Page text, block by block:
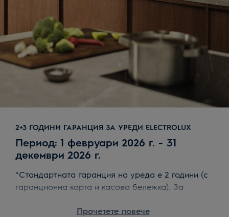
2+3 ГОДИНИ ГАРАНЦИЯ ЗА УРЕДИ ELECTROLUX
Период: 1 февруари 2026 г. - 31
декември 2026 г.
*Стандартната гаранция на уреда е 2 години (с
гаранционна карта и касова бележка). За
регистрация на уреда до 30 календарни дни
Прочетете повече